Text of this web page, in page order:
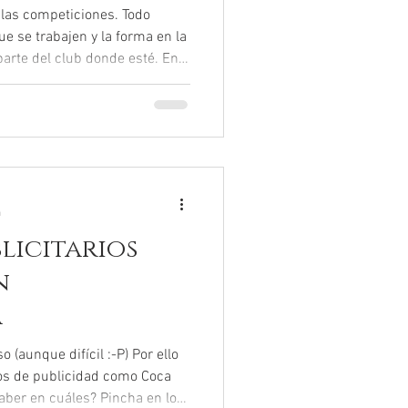
competiciones. Todo
se trabajen y la forma en la
del club donde esté. En
forma de aprendizaje y de
. Lo que sí debemos
Aprendemos a entrenar
(aunque difícil :-P) Por ello
de publicidad como Coca
en cuáles? Pincha en los